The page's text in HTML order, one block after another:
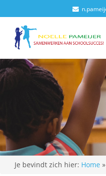
Je bevindt zich hier: Home »